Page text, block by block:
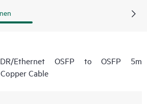
Ethernet OSFP to OSFP 5m
Cable